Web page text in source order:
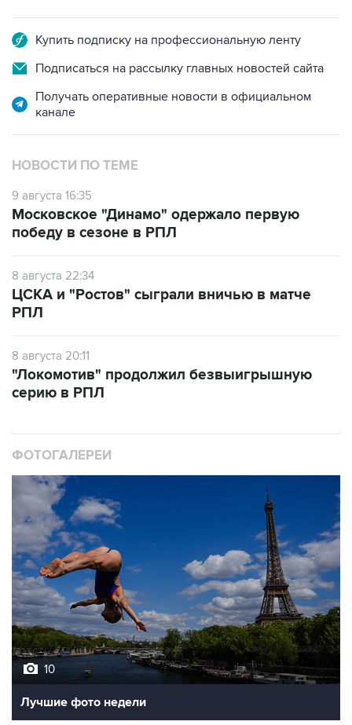
Купить подписку на профессиональную ленту
Подписаться на рассылку главных новостей сайта
Получать оперативные новости в официальном
канале
НОВОСТИ ПО ТЕМЕ
9 августа 16:35
Московское "Динамо" одержало первую
победу в сезоне в РПЛ
8 августа 22:34
ЦСКА и "Ростов" сыграли вничью в матче
РПЛ
8 августа 20:11
"Локомотив" продолжил безвыигрышную
серию в РПЛ
ФОТОГАЛЕРЕИ
10
Лучшие фото недели